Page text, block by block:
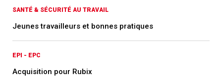
SANTÉ & SÉCURITÉ AU TRAVAIL
Jeunes travailleurs et bonnes pratiques
EPI - EPC
Acquisition pour Rubix